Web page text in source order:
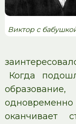
Виктор с
Когда
одновременно
оканчивает